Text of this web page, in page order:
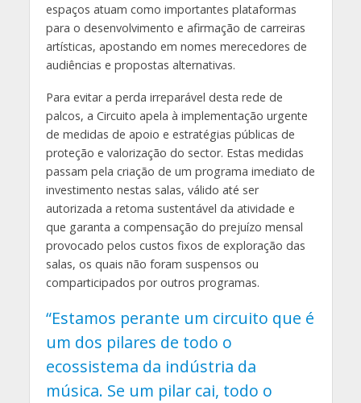
espaços atuam como importantes plataformas
para o desenvolvimento e afirmação de carreiras
artísticas, apostando em nomes merecedores de
audiências e propostas alternativas.
Para evitar a perda irreparável desta rede de
palcos, a Circuito apela à implementação urgente
de medidas de apoio e estratégias públicas de
proteção e valorização do sector. Estas medidas
passam pela criação de um programa imediato de
investimento nestas salas, válido até ser
autorizada a retoma sustentável da atividade e
que garanta a compensação do prejuízo mensal
provocado pelos custos fixos de exploração das
salas, os quais não foram suspensos ou
comparticipados por outros programas.
“Estamos perante um circuito que é
um dos pilares de todo o
ecossistema da indústria da
música. Se um pilar cai, todo o